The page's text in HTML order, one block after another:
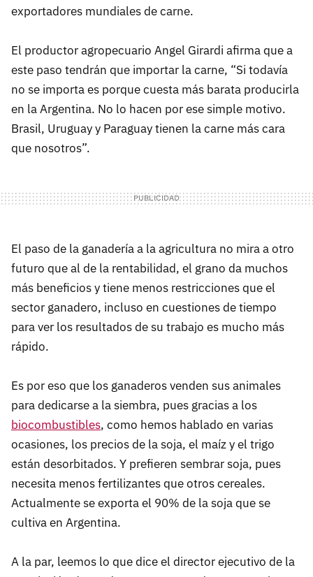
exportadores mundiales de carne.
El productor agropecuario Angel Girardi afirma que a
este paso tendrán que importar la carne, “Si todavía
no se importa es porque cuesta más barata producirla
en la Argentina. No lo hacen por ese simple motivo.
Brasil, Uruguay y Paraguay tienen la carne más cara
que nosotros”.
El paso de la ganadería a la agricultura no mira a otro
futuro que al de la rentabilidad, el grano da muchos
más beneficios y tiene menos restricciones que el
sector ganadero, incluso en cuestiones de tiempo
para ver los resultados de su trabajo es mucho más
rápido.
Es por eso que los ganaderos venden sus animales
para dedicarse a la siembra, pues gracias a los
biocombustibles, como hemos hablado en varias
ocasiones, los precios de la soja, el maíz y el trigo
están desorbitados. Y prefieren sembrar soja, pues
necesita menos fertilizantes que otros cereales.
Actualmente se exporta el 90% de la soja que se
cultiva en Argentina.
A la par, leemos lo que dice el director ejecutivo de la